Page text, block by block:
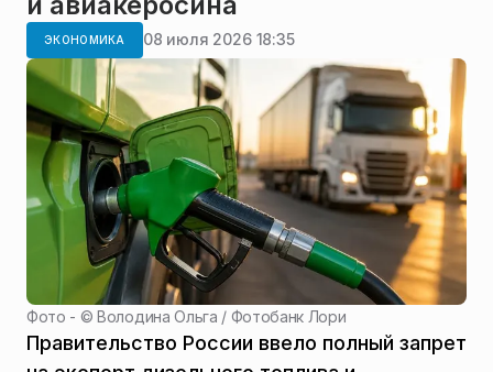
ЭКОНОМИКА 08 июля 2026 18:35
Фото - ©Володина Ольга / Фотобанк Лори
Правительство России ввело полный запрет